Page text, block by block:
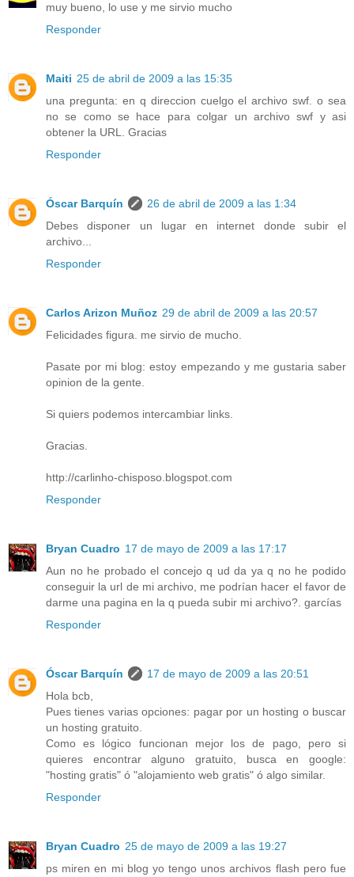
muy bueno, lo use y me sirvio mucho
Responder
Maiti 25 de abril de 2009 a las 15:35
una pregunta: en q direccion cuelgo el archivo swf. o sea
no se como se hace para colgar un archivo swf y asi
obtener la URL. Gracias
Responder
Óscar Barquín
26 de abril de 2009 a las 1:34
Debes disponer un lugar en internet donde subir el
archivo...
Responder
Carlos Arizon Muñoz 29 de abril de 2009 a las 20:57
Felicidades figura. me sirvio de mucho.
Pasate por mi blog: estoy empezando y me gustaria saber
opinion de la gente.
Si quiers podemos intercambiar links.
Gracias.
http://carlinho-chisposo.blogspot.com
Responder
Bryan Cuadro 17 de mayo de 2009 a las 17:17
Aun no he probado el concejo q ud da ya q no he podido
conseguir la url de mi archivo, me podrían hacer el favor de
darme una pagina en la q pueda subir mi archivo?. garcías
Responder
Óscar Barquín
17 de mayo de 2009 a las 20:51
Hola bcb,
Pues tienes varias opciones: pagar por un hosting o buscar
un hosting gratuito.
Como es lógico funcionan mejor los de pago, pero si
quieres encontrar alguno gratuito, busca en google:
"hosting gratis" ó "alojamiento web gratis" ó algo similar.
Responder
Bryan Cuadro 25 de mayo de 2009 a las 19:27
ps miren en mi blog yo tengo unos archivos flash pero fue